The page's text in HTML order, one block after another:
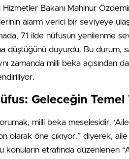
Bakanı Mahinur
alarm verici bir seviyeye
71 ilde nüfusun yenilenme
düştüğünü duyurdu. Bu
zamanda milli beka açısından
Geleceğin Temel
milli beka meselesidir. ‘Aile
öne çıkıyor.” diyerek, aile
konuların etrafında düzenlenen